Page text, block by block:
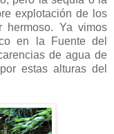
explotación de los
hermoso. Ya vimos
en la Fuente del
de agua de
estas alturas del